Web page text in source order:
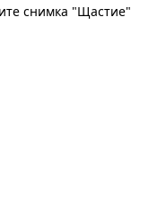
снимка "Щастие"